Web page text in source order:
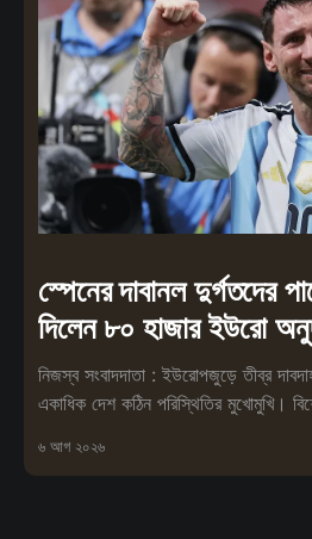
স্পেনের দাবানল দুর্গতদের
দিলেন ৮০ হাজার ইউরো
নিজস্ব সংবাদদাতা : ইউরোপজুড়ে তীব্র
একাধিক দেশ কঠিন পরিস্থিতির মুখোমুখি।
৬ আগ ২০২৬